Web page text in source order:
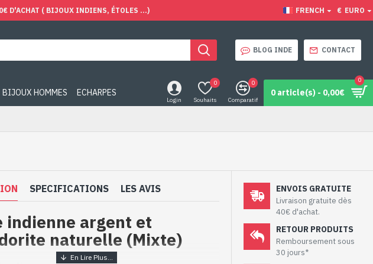
D'ACHAT ( BIJOUX INDIENS, ÉTOLES ...) FRENCH € EURO
BLOG INDE CONTACT
BIJOUX HOMMES ECHARPES
Login Souhaits
0
Comparatif
0
0 article(s) - 0,00€
0
SPECIFICATIONS LES AVIS
indienne argent et
naturelle (Mixte)
ENVOIS GRATUITE
Livraison gratuite dès
40€ d'achat.
RETOUR PRODUITS
Remboursement sous
30 jours*